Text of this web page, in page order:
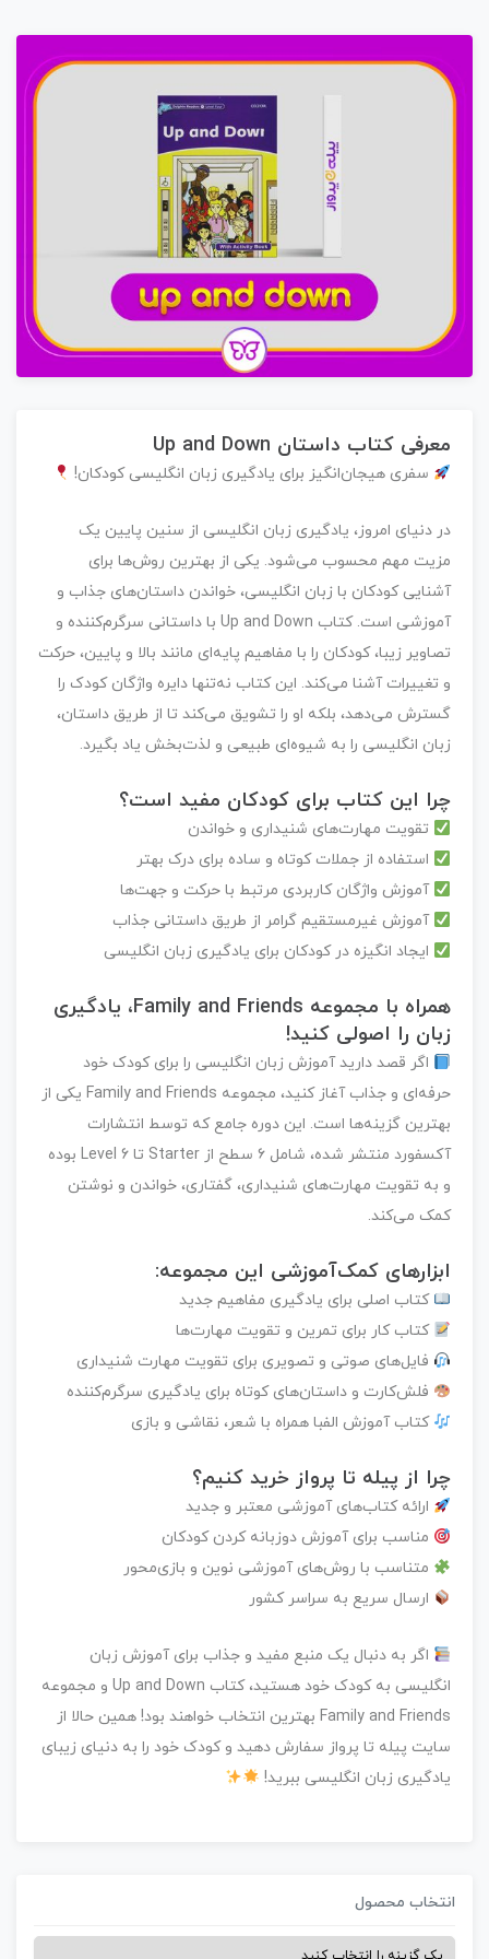
معرفی کتاب داستان Up and Down
سفری هیجان‌انگیز برای یادگیری زبان انگلیسی کودکان!
در دنیای امروز، یادگیری زبان انگلیسی از سنین پایین یک
مزیت مهم محسوب می‌شود. یکی از بهترین روش‌ها برای
آشنایی کودکان با زبان انگلیسی، خواندن داستان‌های جذاب و
آموزشی است. کتاب Up and Down
با داستانی سرگرم‌کننده و
تصاویر زیبا، کودکان را با مفاهیم پایه‌ای مانند بالا و پایین، حرکت
و تغییرات آشنا می‌کند. این کتاب نه‌تنها دایره واژگان کودک را
گسترش می‌دهد، بلکه او را تشویق می‌کند تا از طریق داستان،
زبان انگلیسی را به شیوه‌ای طبیعی و لذت‌بخش یاد بگیرد.
چرا این کتاب برای کودکان مفید است؟
تقویت مهارت‌های شنیداری و خواندن
استفاده از جملات کوتاه و ساده برای درک بهتر
آموزش واژگان کاربردی مرتبط با حرکت و جهت‌ها
آموزش غیرمستقیم گرامر از طریق داستانی جذاب
ایجاد انگیزه در کودکان برای یادگیری زبان انگلیسی
همراه با مجموعه Family and Friends، یادگیری
زبان را اصولی کنید!
اگر قصد دارید آموزش زبان انگلیسی را برای کودک خود
حرفه‌ای و جذاب آغاز کنید، مجموعهFamily and Friendsیکی از
بهترین گزینه‌ها است. این دوره جامع که توسط انتشارات
آکسفورد منتشر شده، شامل ۶ سطح از
Starter تا Level 6
بوده
و به تقویت مهارت‌هایشنیداری، گفتاری، خواندن و نوشتن
کمک می‌کند.
ابزارهای کمک‌آموزشی این مجموعه:
کتاب اصلی برای یادگیری مفاهیم جدید
کتاب کار برای تمرین و تقویت مهارت‌ها
فایل‌های صوتی و تصویری برای تقویت مهارت شنیداری
فلش‌کارت و داستان‌های کوتاه برای یادگیری سرگرم‌کننده
کتاب آموزش الفبا همراه با شعر، نقاشی و بازی
چرا از پیله تا پرواز خرید کنیم؟
ارائه کتاب‌های آموزشی معتبر و جدید
مناسب برای آموزش دو‌زبانه کردن کودکان
متناسب با روش‌های آموزشی نوین و بازی‌محور
ارسال سریع به سراسر کشور
اگر به دنبال یک منبع مفید و جذاب برای آموزش زبان
انگلیسی به کودک خود هستید، کتاب Up and Down و مجموعه
Family and Friends بهترین انتخاب خواهند بود!
همین حالا از
سایتپیله تا پروازسفارش دهید و کودک خود را به دنیای زیبای
یادگیری زبان انگلیسی ببرید!
محصول